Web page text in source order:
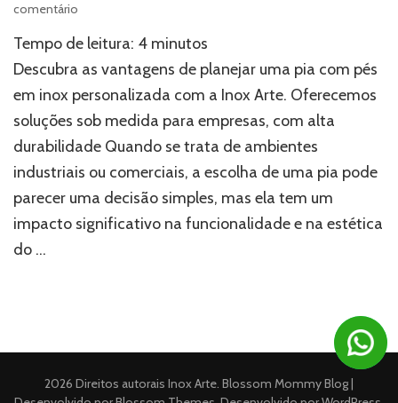
comentário
sua
pia
pés
em
inox
personalizada
na
Inox
Tempo de leitura: 4 minutos
Descubra as vantagens de planejar uma pia com pés
em inox personalizada com a Inox Arte. Oferecemos
soluções sob medida para empresas, com alta
durabilidade Quando se trata de ambientes
industriais ou comerciais, a escolha de uma pia pode
parecer uma decisão simples, mas ela tem um
impacto significativo na funcionalidade e na estética
do …
2026 Direitos autorais Inox Arte. Blossom Mommy Blog |